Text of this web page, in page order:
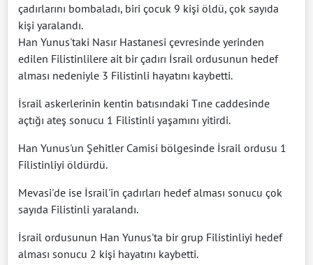
çadırlarını bombaladı, biri çocuk 9 kişi öldü, çok sayıda
kişi yaralandı.
Han Yunus'taki Nasır Hastanesi çevresinde yerinden
edilen Filistinlilere ait bir çadırı İsrail ordusunun hedef
alması nedeniyle 3 Filistinli hayatını kaybetti.
İsrail askerlerinin kentin batısındaki Tıne caddesinde
açtığı ateş sonucu 1 Filistinli yaşamını yitirdi.
Han Yunus'un Şehitler Camisi bölgesinde İsrail ordusu 1
Filistinliyi öldürdü.
Mevasi'de ise İsrail'in çadırları hedef alması sonucu çok
sayıda Filistinli yaralandı.
İsrail ordusunun Han Yunus'ta bir grup Filistinliyi hedef
alması sonucu 2 kişi hayatını kaybetti.